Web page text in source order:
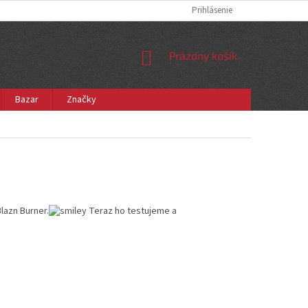
Prihlásenie
NÁKUPNÝ
Prázdny košík
Bazar
Značky
Burner.
Teraz ho testujeme a